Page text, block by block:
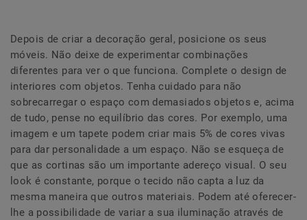
Depois de criar a decoração geral, posicione os seus
móveis. Não deixe de experimentar combinações
diferentes para ver o que funciona. Complete o design de
interiores com objetos. Tenha cuidado para não
sobrecarregar o espaço com demasiados objetos e, acima
de tudo, pense no equilíbrio das cores. Por exemplo, uma
imagem e um tapete podem criar mais 5% de cores vivas
para dar personalidade a um espaço. Não se esqueça de
que as cortinas são um importante adereço visual. O seu
look é constante, porque o tecido não capta a luz da
mesma maneira que outros materiais. Podem até oferecer-
lhe a possibilidade de variar a sua iluminação através de